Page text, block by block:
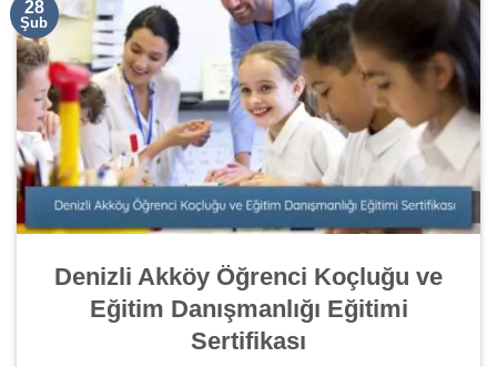
28
Şub
Denizli Akköy Öğrenci Koçluğu ve
Eğitim Danışmanlığı Eğitimi
Sertifikası